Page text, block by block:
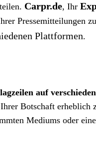
Carpr.de, Ihr
Pressemitteilungen
Plattformen.
auf
Botschaft erheblich
Mediums oder